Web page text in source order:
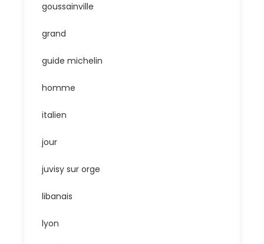
goussainville
grand
guide michelin
homme
italien
jour
juvisy sur orge
libanais
lyon